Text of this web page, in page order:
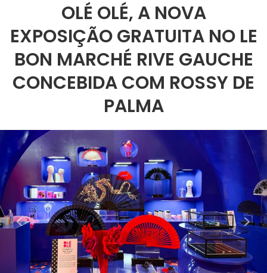
OLÉ OLÉ, A NOVA
EXPOSIÇÃO GRATUITA NO LE
BON MARCHÉ RIVE GAUCHE
CONCEBIDA COM ROSSY DE
PALMA
< >